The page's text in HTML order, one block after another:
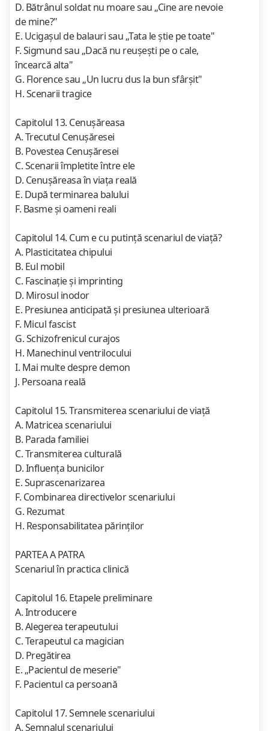
D. Bătrânul soldat nu moare sau „Cine are nevoie
de mine?"
E. Ucigaşul de balauri sau „Tata le ştie pe toate"
F. Sigmund sau „Dacă nu reuşeşti pe o cale,
încearcă alta"
G. Florence sau „Un lucru dus la bun sfârşit"
H. Scenarii tragice
Capitolul 13. Cenuşăreasa
A. Trecutul Cenuşăresei
B. Povestea Cenuşăresei
C. Scenarii împletite între ele
D. Cenuşăreasa în viaţa reală
E. După terminarea balului
F. Basme şi oameni reali
Capitolul 14. Cum e cu putinţă scenariul de viaţă?
A. Plasticitatea chipului
B. Eul mobil
C. Fascinaţie şi imprinting
D. Mirosul inodor
E. Presiunea anticipată şi presiunea ulterioară
F. Micul fascist
G. Schizofrenicul curajos
H. Manechinul ventrilocului
I. Mai multe despre demon
J. Persoana reală
Capitolul 15. Transmiterea scenariului de viaţă
A. Matricea scenariului
B. Parada familiei
C. Transmiterea culturală
D. Influenţa bunicilor
E. Suprascenarizarea
F. Combinarea directivelor scenariului
G. Rezumat
H. Responsabilitatea părinţilor
PARTEA A PATRA
Scenariul în practica clinică
Capitolul 16. Etapele preliminare
A. Introducere
B. Alegerea terapeutului
C. Terapeutul ca magician
D. Pregătirea
E. „Pacientul de meserie"
F. Pacientul ca persoană
Capitolul 17. Semnele scenariului
A. Semnalul scenariului